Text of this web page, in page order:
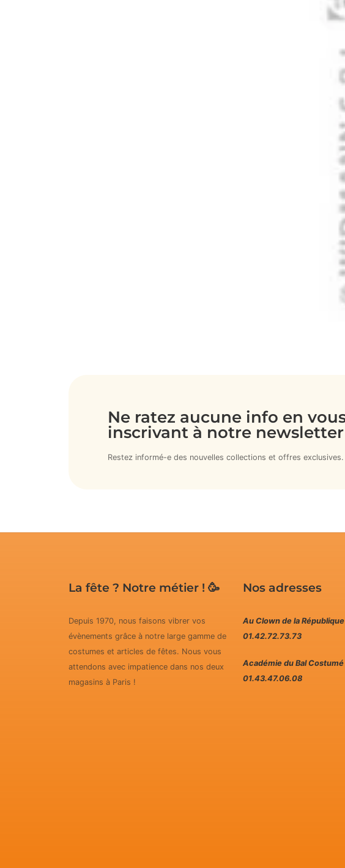
Ne ratez aucune info en
inscrivant à notre newsletter
Restez informé-e des nouvelles collections et offres exclusives.
La fête ? Notre métier ! 🥳
Depuis 1970, nous faisons vibrer vos
évènements grâce à notre large gamme de
costumes et articles de fêtes. Nous vous
attendons avec impatience dans nos deux
magasins à Paris !
Nos adresses
Au Clown de la République
01.42.72.73.73
Académie du Bal Costumé
01.43.47.06.08